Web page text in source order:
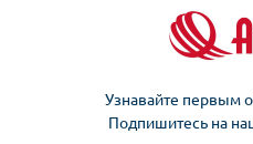
Узнавайте первым
Подпишитесь на